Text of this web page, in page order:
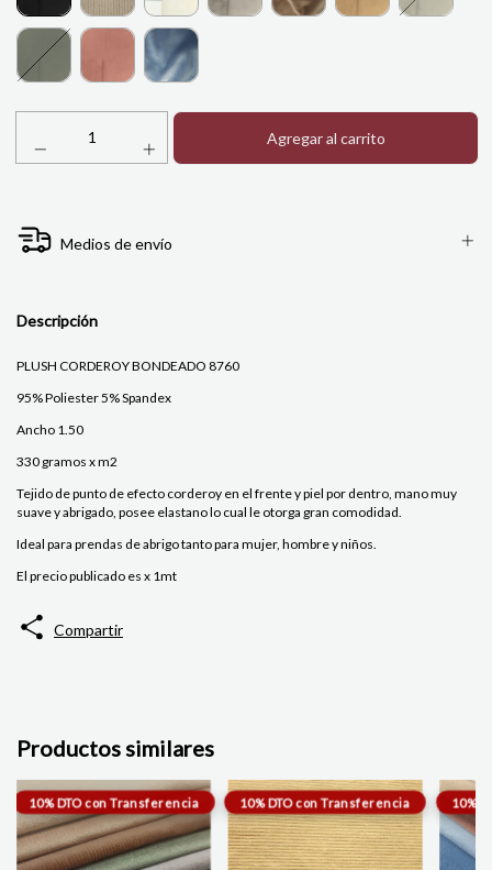
Medios de envío
Descripción
PLUSH CORDEROY BONDEADO 8760
95% Poliester 5% Spandex
Ancho 1.50
330 gramos x m2
Tejido de punto de efecto corderoy en el frente y piel por dentro, mano muy
suave y abrigado, posee elastano lo cual le otorga gran comodidad.
Ideal para prendas de abrigo tanto para mujer, hombre y niños.
El precio publicado es x 1mt
Compartir
Productos similares